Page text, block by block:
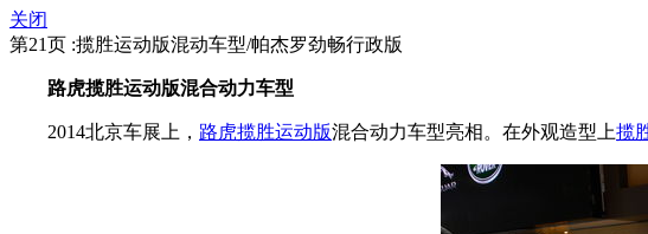
关闭
第21页 :揽胜运动版混动车型/帕杰罗劲畅行政版
路虎揽胜运动版混合动力车型
2014北京车展上， 路虎揽胜运动版混合动力车型亮相。在外观造型上揽